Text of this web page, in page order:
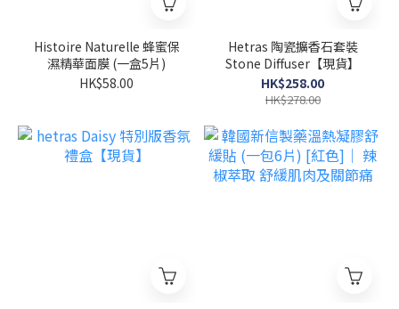
Histoire Naturelle 蜂蜜保
濕精華面膜 (一盒5片)
HK$58.00
Hetras 陶瓷擴香石套裝
Stone Diffuser【現貨】
HK$258.00
HK$278.00